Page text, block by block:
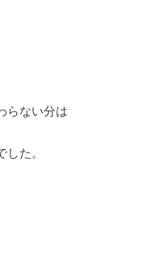
らない分は
た。